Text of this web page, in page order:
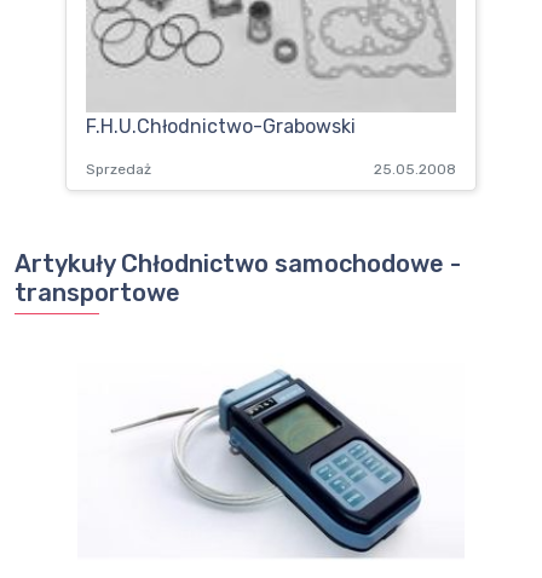
F.H.U.Chłodnictwo-Grabowski
Sprzedaż 25.05.2008
Artykuły Chłodnictwo samochodowe -
transportowe